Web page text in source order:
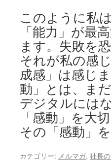
このように私
「能力」が最
ます。失敗を
それが私の感
成感」は感じ
動」とは、ま
デジタルには
「感動」を大
その「感動」
カテゴリー: メルマガ, 社長